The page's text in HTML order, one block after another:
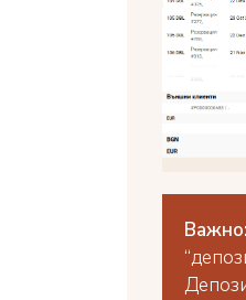
Важно: